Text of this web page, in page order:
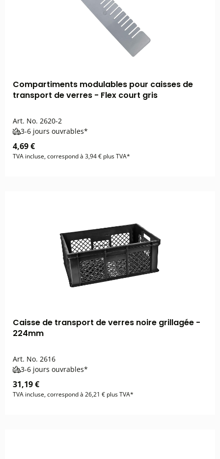
Compartiments modulables pour caisses de
transport de verres - Flex court gris
Art. No. 2620-2
3-6 jours ouvrables*
4,69 €
TVA incluse, correspond à 3,94 € plus TVA*
Caisse de transport de verres noire grillagée -
224mm
Art. No. 2616
3-6 jours ouvrables*
31,19 €
TVA incluse, correspond à 26,21 € plus TVA*